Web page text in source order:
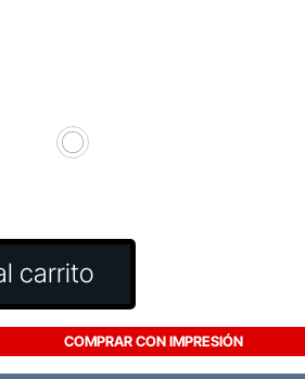
carrito
COMPRAR CON IMPRESIÓN